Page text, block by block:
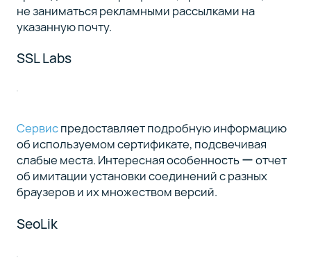
не заниматься рекламными рассылками на
указанную почту.
SSL Labs
Сервиспредоставляет подробную информацию
об используемом сертификате, подсвечивая
слабые места. Интересная особенность ー отчет
об имитации установки соединений с разных
браузеров и их множеством версий.
SeoLik